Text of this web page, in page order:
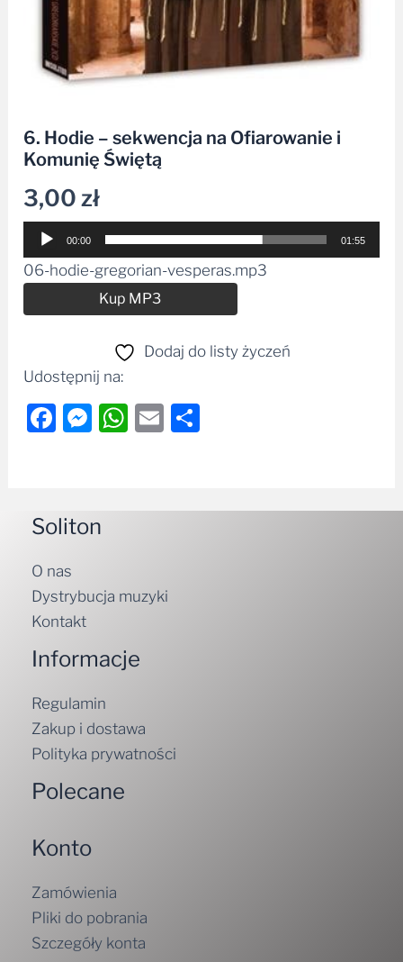
6. Hodie – sekwencja na Ofiarowanie i
Komunię Świętą
3,00zł
Odtwarzacz
plików
dźwiękowych
00:00 01:55
06-hodie-gregorian-vesperas.mp3
Kup MP3
Dodaj do listy życzeń
Udostępnij na:
Facebook
Messenger
WhatsApp
Email
Soliton
O nas
Dystrybucja muzyki
Kontakt
Informacje
Regulamin
Zakup i dostawa
Polityka prywatności
Polecane
Konto
Zamówienia
Pliki do pobrania
Szczegóły konta